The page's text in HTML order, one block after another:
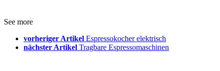
See more
vorheriger Artikel Espressokocher elektrisch
nächster Artikel Tragbare Espressomaschinen